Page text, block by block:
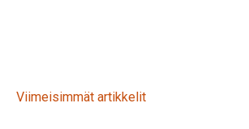
Viimeisimmät artikkelit